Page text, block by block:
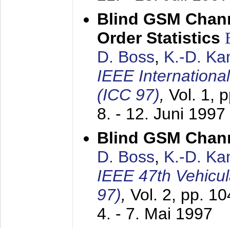
Blind GSM
Order Statistics
D. Boss, K.-D.
IEEE
(ICC 97), Vol. 1,
8. - 12. Juni 1997
Blind GSM
D. Boss, K.-D.
IEEE 47th
97), Vol. 2, pp.
4. - 7. Mai 1997